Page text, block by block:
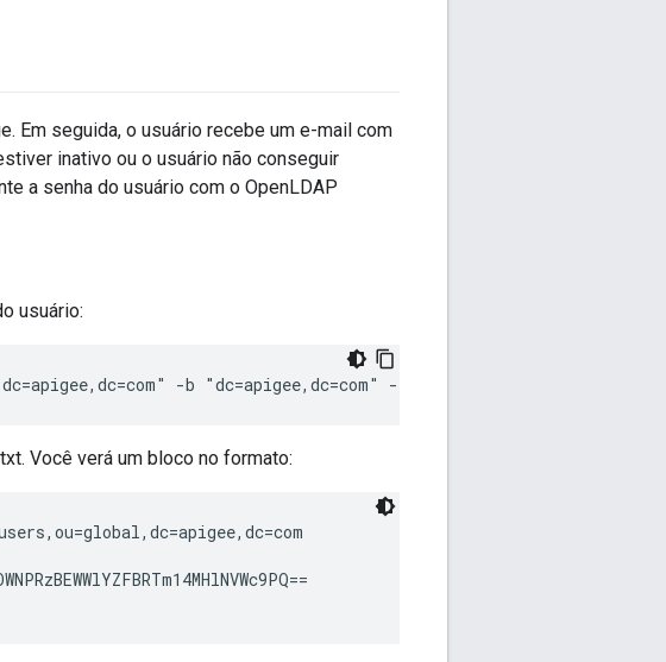
Em seguida, o usuário recebe um e-mail com
inativo ou o usuário não conseguir
a senha do usuário com o OpenLDAP
usuário:
-b "dc=apigee,dc=com" -LLL -h
Você verá um bloco no formato: